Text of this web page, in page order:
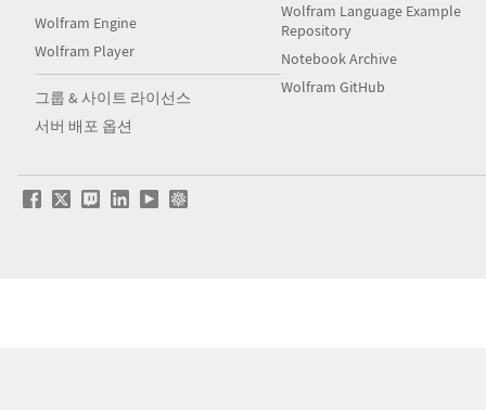
Wolfram Engine
Wolfram Player
그룹 & 사이트 라이선스
서버 배포 옵션
Wolfram Language Example
Repository
Notebook Archive
Wolfram GitHub